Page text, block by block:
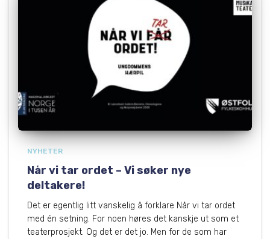
NYHETER
Når vi tar ordet – Vi søker nye
deltakere!
Det er egentlig litt vanskelig å forklare Når vi tar ordet
med én setning. For noen høres det kanskje ut som et
teaterprosjekt. Og det er det jo. Men for de som har